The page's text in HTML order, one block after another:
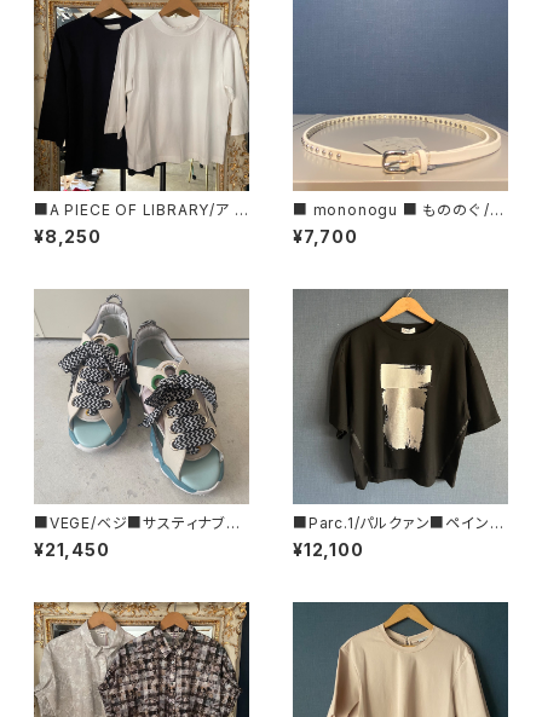
■A PIECE OF LIBRARY/ア ピ
ース オブ ライブラリー■エブリ
ーコットン・ガーデンT■MADE
¥8,250
■ mononogu ■ もののぐ /レ
ザースタッズベルト・10STUDS
■MADE IN JAPAN
¥7,700
■VEGE/ベジ■サスティナブル
なスニーカーサンダル■スニー
カーの様なサンダル■Bobby
¥21,450
■Parc.1/パルクァン■ペイント
フォイルTee■107-076121
¥12,100